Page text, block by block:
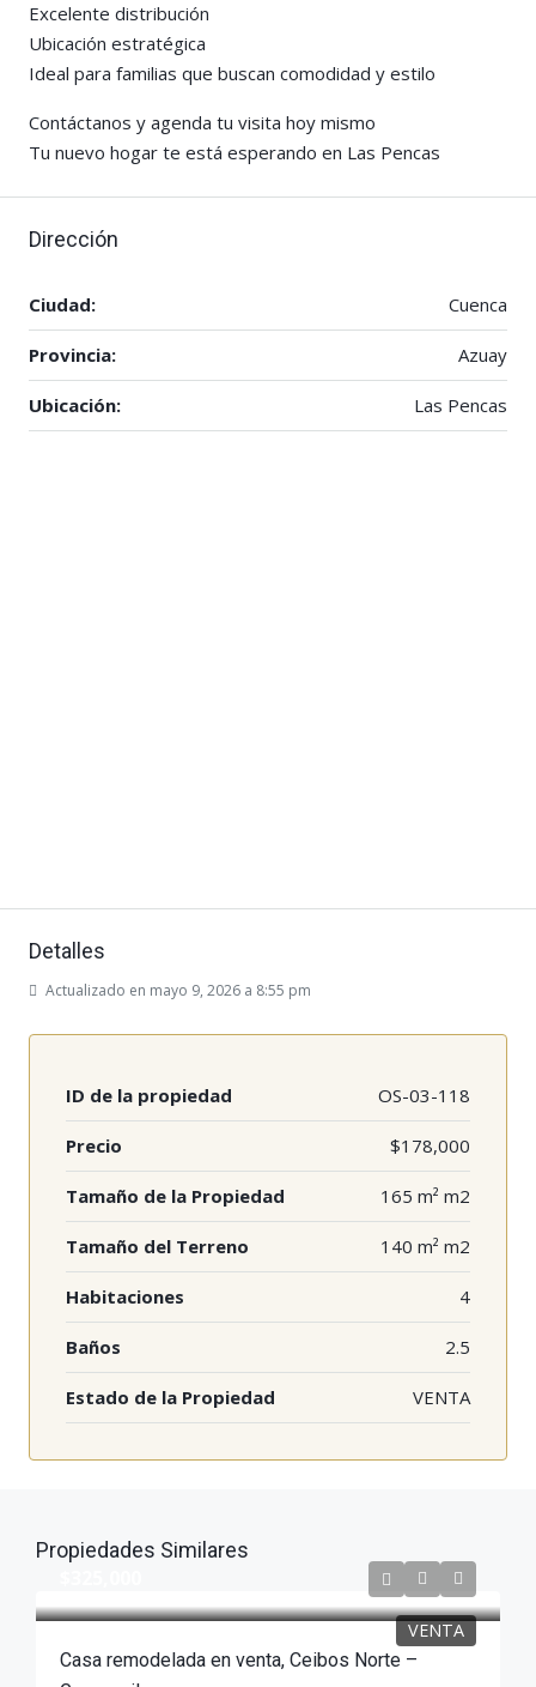
Excelente distribución
Ubicación estratégica
Ideal para familias que buscan comodidad y estilo
Contáctanos y agenda tu visita hoy mismo
Tu nuevo hogar te está esperando en Las Pencas
Dirección
Ciudad: Cuenca
Provincia: Azuay
Ubicación: Las Pencas
Detalles
Actualizado en mayo 9, 2026 a 8:55 pm
ID de la propiedad OS-03-118
Precio $178,000
Tamaño de la Propiedad 165 m² m2
Tamaño del Terreno 140 m² m2
Habitaciones 4
Baños 2.5
Estado de la Propiedad VENTA
Propiedades Similares
VENTA
Casa remodelada en venta, Ceibos Norte –